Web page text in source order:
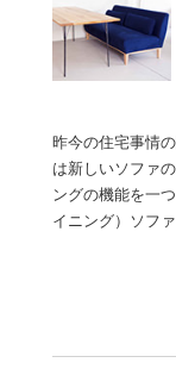
昨今の住宅事情
は新しいソファ
ングの機能を一
イニング）ソフ